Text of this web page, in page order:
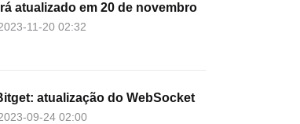
atualizado em 20 de novembro
11-20 02:32
atualização do WebSocket
09-24 02:00